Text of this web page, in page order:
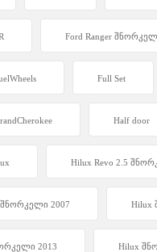
Ford Ranger
Full Set
Half door
Hilux Revo 2.5
2007 Hilux
2013 Hilux